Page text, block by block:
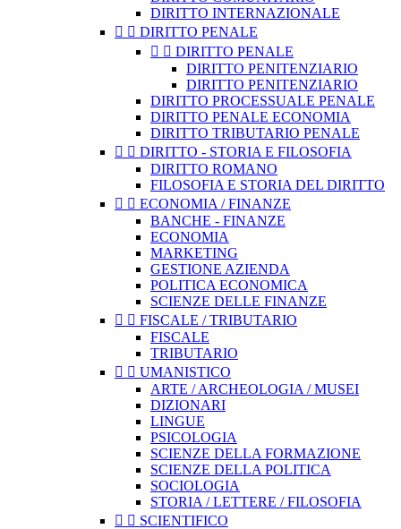
DIRITTO INTERNAZIONALE
  DIRITTO PENALE
  DIRITTO PENALE
DIRITTO PENITENZIARIO
DIRITTO PENITENZIARIO
DIRITTO PROCESSUALE PENALE
DIRITTO PENALE ECONOMIA
DIRITTO TRIBUTARIO PENALE
  DIRITTO - STORIA E FILOSOFIA
DIRITTO ROMANO
FILOSOFIA E STORIA DEL DIRITTO
  ECONOMIA / FINANZE
BANCHE - FINANZE
ECONOMIA
MARKETING
GESTIONE AZIENDA
POLITICA ECONOMICA
SCIENZE DELLE FINANZE
  FISCALE / TRIBUTARIO
FISCALE
TRIBUTARIO
  UMANISTICO
ARTE / ARCHEOLOGIA / MUSEI
DIZIONARI
LINGUE
PSICOLOGIA
SCIENZE DELLA FORMAZIONE
SCIENZE DELLA POLITICA
SOCIOLOGIA
STORIA / LETTERE / FILOSOFIA
  SCIENTIFICO